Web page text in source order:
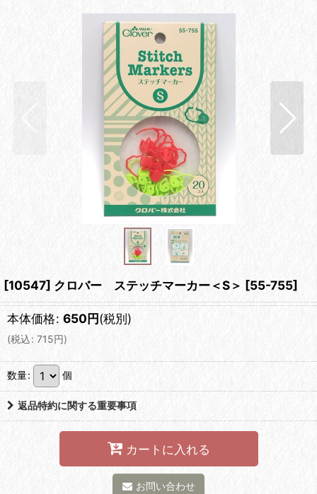
[10547] クロバー ステッチマーカー＜S＞ [55-755]
本体価格: 650円(税別)
(税込: 715円)
数量: 個
返品特約に関する重要事項
カートに入れる
お問い合わせ